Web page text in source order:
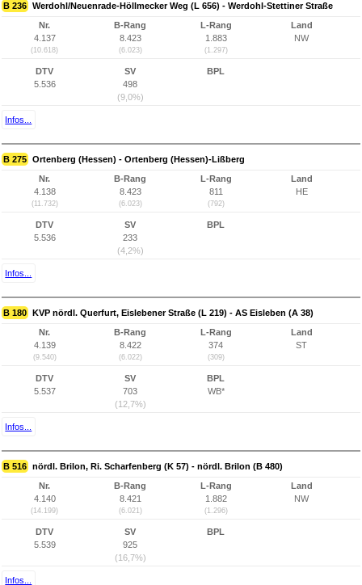
B 236 Werdohl/Neuenrade-Höllmecker Weg (L 656) - Werdohl-Stettiner Straße
Nr.
4.137
(10.618)
B-Rang
8.423
(6.023)
L-Rang
1.883
(1.297)
Land
NW
DTV
5.536
SV
498
(9,0%)
BPL
Infos...
B 275 Ortenberg (Hessen) - Ortenberg (Hessen)-Lißberg
Nr.
4.138
(11.732)
B-Rang
8.423
(6.023)
L-Rang
811
(792)
Land
HE
DTV
5.536
SV
233
(4,2%)
BPL
Infos...
B 180 KVP nördl. Querfurt, Eislebener Straße (L 219) - AS Eisleben (A 38)
Nr.
4.139
(9.540)
B-Rang
8.422
(6.022)
L-Rang
374
(309)
Land
ST
DTV
5.537
SV
703
(12,7%)
BPL
WB*
Infos...
B 516 nördl. Brilon, Ri. Scharfenberg (K 57) - nördl. Brilon (B 480)
Nr.
4.140
(14.199)
B-Rang
8.421
(6.021)
L-Rang
1.882
(1.296)
Land
NW
DTV
5.539
SV
925
(16,7%)
BPL
Infos...